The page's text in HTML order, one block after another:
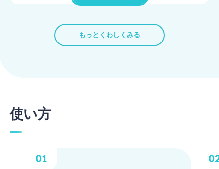
もっとくわしくみる
使い方